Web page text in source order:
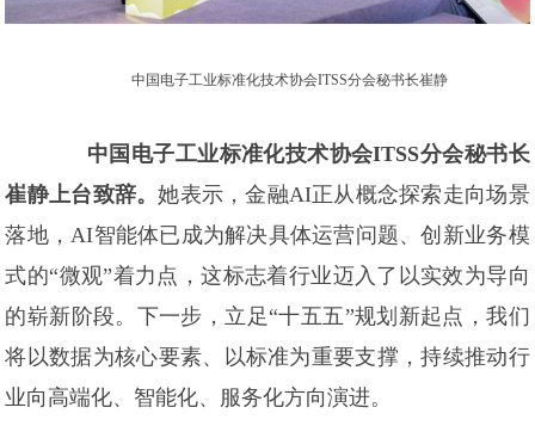
中国电子工业标准化技术协会ITSS分会秘书长崔静
中国电子工业标准化技术协会ITSS分会秘书长
崔静上台致辞。她表示，金融AI正从概念探索走向场景
落地，AI智能体已成为解决具体运营问题、创新业务模
式的“微观”着力点，这标志着行业迈入了以实效为导向
的崭新阶段。下一步，立足“十五五”规划新起点，我们
将以数据为核心要素、以标准为重要支撑，持续推动行
业向高端化、智能化、服务化方向演进。